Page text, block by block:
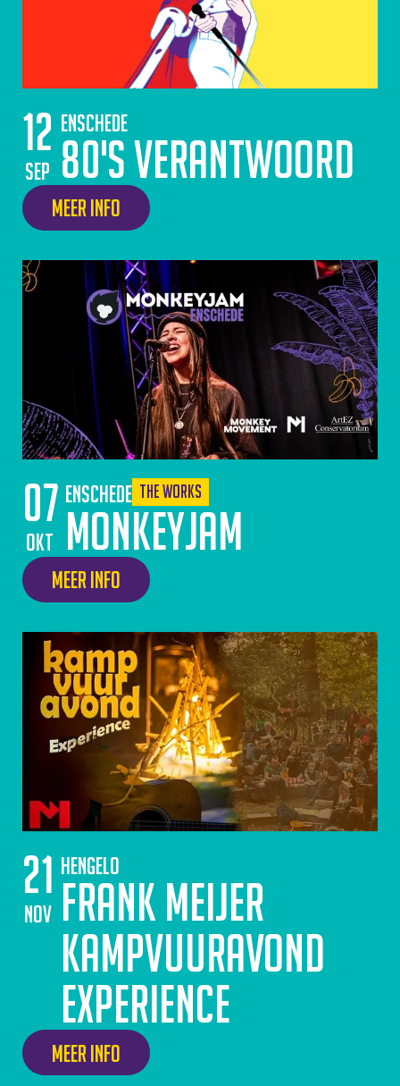
12
sep
Enschede
80's Verantwoord
Meer info
07
okt
Enschede The Works
Monkeyjam
Meer info
21
nov
Hengelo
Frank Meijer
Kampvuuravond
Experience
Meer info